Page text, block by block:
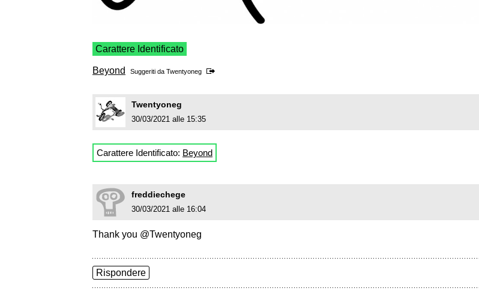
Carattere Identificato
Beyond Suggeriti da Twentyoneg
Twentyoneg
30/03/2021 alle 15:35
Carattere Identificato: Beyond
freddiechege
30/03/2021 alle 16:04
Thank you @Twentyoneg
Rispondere